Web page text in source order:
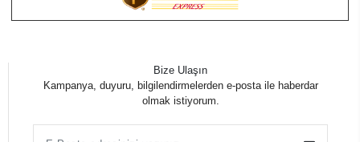
Bize Ulaşın
Kampanya, duyuru, bilgilendirmelerden e-posta ile haberdar
olmak istiyorum.